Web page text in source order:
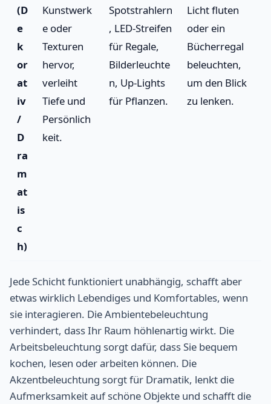
(D
e
k
or
at
iv
/
D
ra
m
at
is
c
h)
Kunstwerk
e oder
Texturen
hervor,
verleiht
Tiefe und
Persönlich
keit.
Spotstrahlern
, LED-Streifen
für Regale,
Bilderleuchte
n, Up-Lights
für Pflanzen.
Licht fluten
oder ein
Bücherregal
beleuchten,
um den Blick
zu lenken.
Jede Schicht funktioniert unabhängig, schafft aber
etwas wirklich Lebendiges und Komfortables, wenn
sie interagieren. Die Ambientebeleuchtung
verhindert, dass Ihr Raum höhlenartig wirkt. Die
Arbeitsbeleuchtung sorgt dafür, dass Sie bequem
kochen, lesen oder arbeiten können. Die
Akzentbeleuchtung sorgt für Dramatik, lenkt die
Aufmerksamkeit auf schöne Objekte und schafft die